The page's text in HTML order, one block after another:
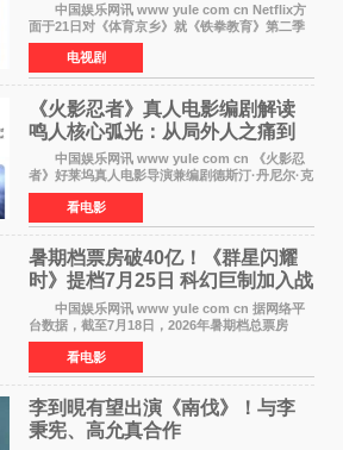
中国娱乐网讯 www yule com cn Netflix方
面于21日对《体育京乡》就《铁拳教育》第二季
制作传闻划清界限，表示尚无定论。然而，业界
却有传闻称已就《铁拳教育》第二季的制作展开
了讨论——《
电视剧
《火影忍者》真人电影编剧解读
鸣人核心弧光：从局外人之痛到
自我觉醒
中国娱乐网讯 www yule com cn 《火影忍
者》好莱坞真人电影导演兼编剧德斯汀·丹尼尔·克
雷顿近日在采访中分享了对主角鸣人成长弧光的
理解，透露电影将深入探索鸣人作为局外人的情
感历程。
看电影
暑期档票房破40亿！《群星闪耀
时》提档7月25日 科幻巨制加入战
中国娱乐网讯 www yule com cn 据网络平
台数据，截至7月18日，2026年暑期档总票房
（含预售）已正式突破40亿元大关，年度总票房
也随之逼近197亿元。超百部中外佳片同台竞技，
点燃了盛夏的电
看电影
李到晛有望出演《南伐》！与李
秉宪、高允真合作